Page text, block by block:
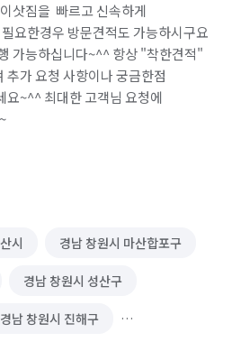
삿짐을  빠르고 신속하게
요한경우 방문견적도 가능하시구요
가능하십니다~^^ 항상 "착한견적"
가 요청 사항이나 궁금한점
요~^^ 최대한 고객님 요청에
시 경남 창원시 마산합포구
경남 창원시 성산구
경남 창원시 진해구